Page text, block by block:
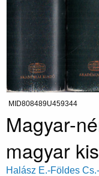
MID808489U459344
Magyar-
magyar
Halász E.-Földes